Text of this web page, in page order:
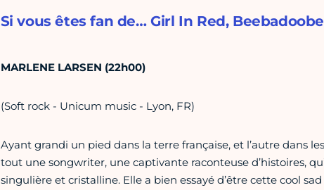
Si vous êtes fan de… Girl In Red,
MARLENE LARSEN (22h00)
(Soft rock - Unicum music - Lyon, FR)
Ayant grandi un pied dans la terre française, et l’autre dans
tout une songwriter, une captivante raconteuse d’histoires,
singulière et cristalline. Elle a bien essayé d’être cette cool